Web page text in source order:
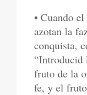
• Cuando
azotan la
conquista,
“Introducid
fruto de la
fe, y el